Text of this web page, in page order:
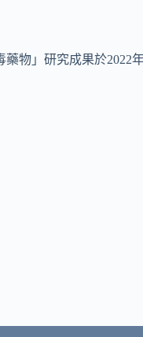
物」研究成果於